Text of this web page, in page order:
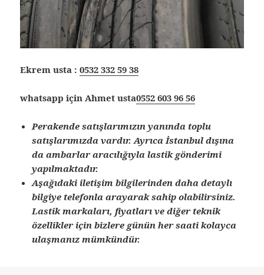
Ekrem usta :0532 332 59 38
whatsapp için Ahmet usta0552 603 96 56
Perakende satışlarımızın yanında toplu
satışlarımızda vardır. Ayrıca İstanbul dışına
da ambarlar aracılığıyla lastik gönderimi
yapılmaktadır.
Aşağıdaki iletişim bilgilerinden daha detaylı
bilgiye telefonla arayarak sahip olabilirsiniz.
Lastik markaları, fiyatları ve diğer teknik
özellikler için bizlere günün her saati kolayca
ulaşmanız mümkündür.